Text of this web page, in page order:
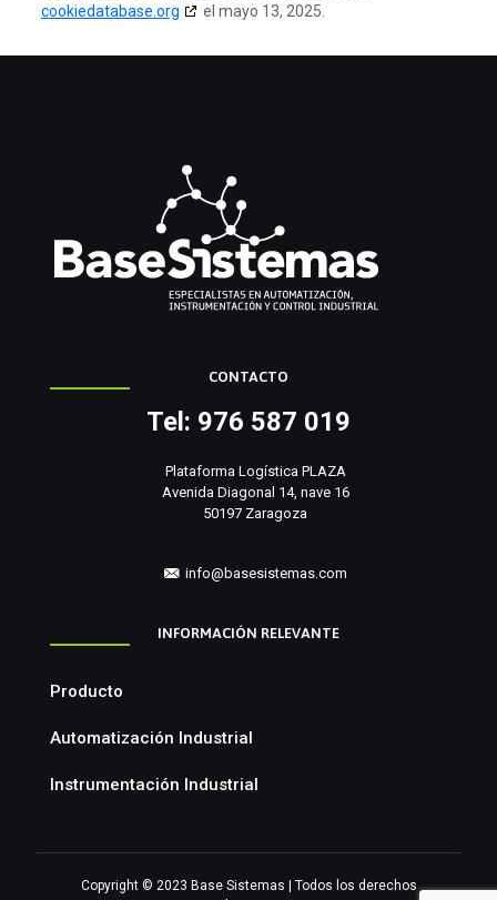
cookiedatabase.org
el mayo 13, 2025.
CONTACTO
Tel: 976 587 019
Plataforma Logística PLAZA
Avenida Diagonal 14, nave 16
50197 Zaragoza
info@basesistemas.com
INFORMACIÓN RELEVANTE
Producto
Automatización Industrial
Instrumentación Industrial
Copyright © 2023 Base Sistemas | Todos los derechos